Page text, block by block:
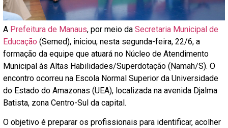
A Prefeitura de Manaus, por meio da Secretaria Municipal de
Educação (Semed), iniciou, nesta segunda-feira, 22/6, a
formação da equipe que atuará no Núcleo de Atendimento
Municipal às Altas Habilidades/Superdotação (Namah/S). O
encontro ocorreu na Escola Normal Superior da Universidade
do Estado do Amazonas (UEA), localizada na avenida Djalma
Batista, zona Centro-Sul da capital.
O objetivo é preparar os profissionais para identificar, acolher